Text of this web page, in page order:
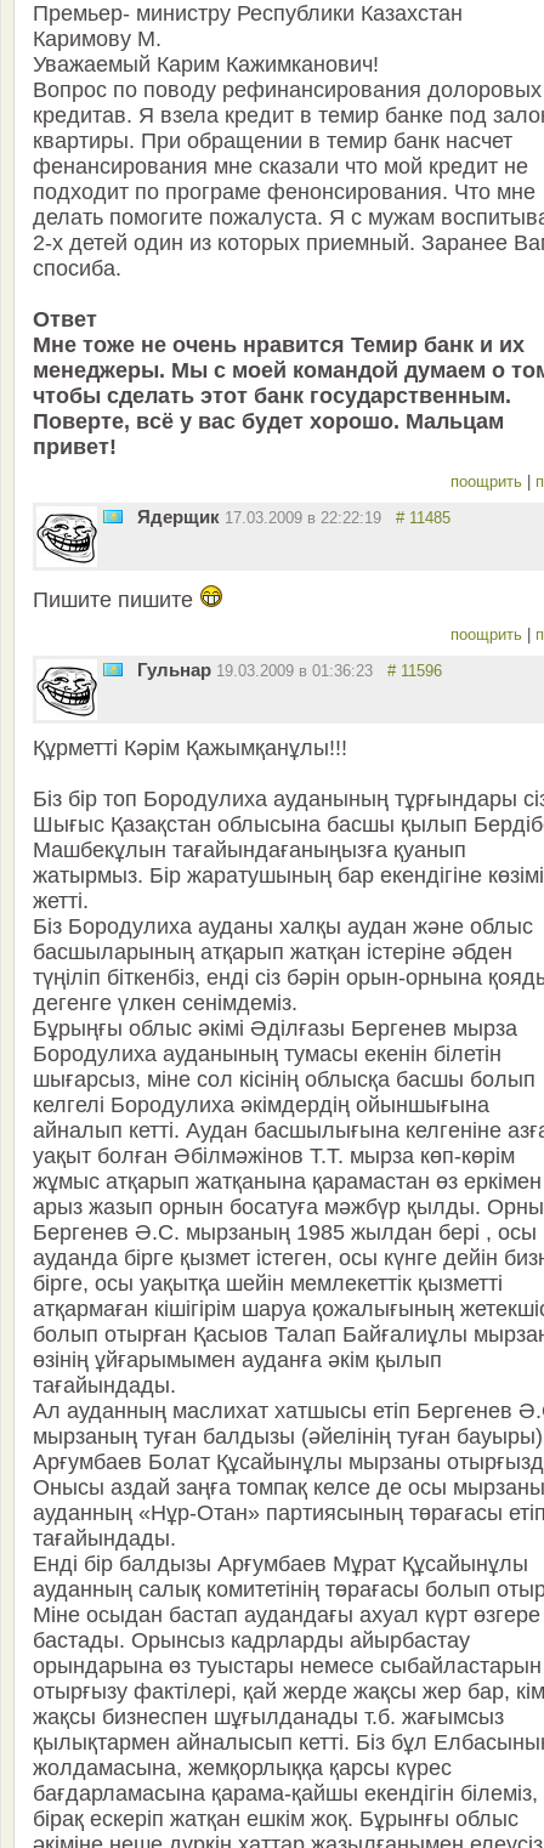
Премьер- министру Республики Казахстан
Каримову М.
Уважаемый Карим Кажимканович!
Вопрос по поводу рефинансирования долоровых
кредитав. Я взела кредит в темир банке под
квартиры. При обращении в темир банк насчет
фенансирования мне сказали что мой кредит не
подходит по програме фенонсирования. Что мне
делать помогите пожалуста. Я с мужам
2-х детей один из которых приемный. Заранее
спосиба.
Ответ
Мне тоже не очень нравится Темир банк и их
менеджеры. Мы с моей командой думаем о
чтобы сделать этот банк государственным.
Поверте, всё у вас будет хорошо. Мальцам
привет!
поощрить
Ядерщик 17.03.2009 в 22:22:19 # 11485
Пишите пишите
поощрить
Гульнар 19.03.2009 в 01:36:23 # 11596
Құрметті Кәрім Қажымқанұлы!!!
Біз бір топ Бородулиха ауданының тұрғындары
Шығыс Қазақстан облысына басшы қылып
Машбекұлын тағайындағаныңызға қуанып
жатырмыз. Бір жаратушының бар екендігіне
жетті.
Біз Бородулиха ауданы халқы аудан және облыс
басшыларының атқарып жатқан істеріне әбден
түңіліп біткенбіз, енді сіз бәрін орын-орнына
дегенге үлкен сенімдеміз.
Бұрыңғы облыс әкімі Әділғазы Бергенев мырза
Бородулиха ауданының тумасы екенін білетін
шығарсыз, міне сол кісінің облысқа басшы болып
келгелі Бородулиха әкімдердің ойыншығына
айналып кетті. Аудан басшылығына келгеніне
уақыт болған Әбілмәжінов Т.Т. мырза көп-көрім
жұмыс атқарып жатқанына қарамастан өз еркімен
арыз жазып орнын босатуға мәжбүр қылды.
Бергенев Ә.С. мырзаның 1985 жылдан бері , осы
ауданда бірге қызмет істеген, осы күнге дейін
бірге, осы уақытқа шейін мемлекеттік қызметті
атқармаған кішігірім шаруа қожалығының
болып отырған Қасыов Талап Байғалиұлы
өзінің ұйғарымымен ауданға әкім қылып
тағайындады.
Ал ауданның маслихат хатшысы етіп Бергенев
мырзаның туған балдызы (әйелінің туған бауыры)
Арғумбаев Болат Құсайынұлы мырзаны
Онысы аздай заңға томпақ келсе де осы мырзаны
ауданның «Нұр-Отан» партиясының төрағасы
тағайындады.
Енді бір балдызы Арғумбаев Мұрат Құсайынұлы
ауданның салық комитетінің төрағасы болып
Міне осыдан бастап аудандағы ахуал күрт өзгере
бастады. Орынсыз кадрларды айырбастау
орындарына өз туыстары немесе сыбайластарын
отырғызу фактілері, қай жерде жақсы жер бар, кім
жақсы бизнеспен шұғылданады т.б. жағымсыз
қылықтармен айналысып кетті. Біз бұл
жолдамасына, жемқорлыққа қарсы күрес
бағдарламасына қарама-қайшы екендігін білеміз,
бірақ ескеріп жатқан ешкім жоқ. Бұрынғы облыс